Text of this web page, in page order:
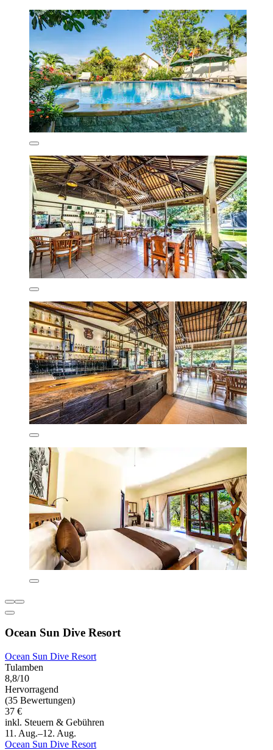
Ocean Sun Dive Resort
Ocean Sun Dive Resort
Tulamben
8,8/10
Hervorragend
(35 Bewertungen)
37 €
inkl. Steuern & Gebühren
11. Aug.–12. Aug.
Ocean Sun Dive Resort